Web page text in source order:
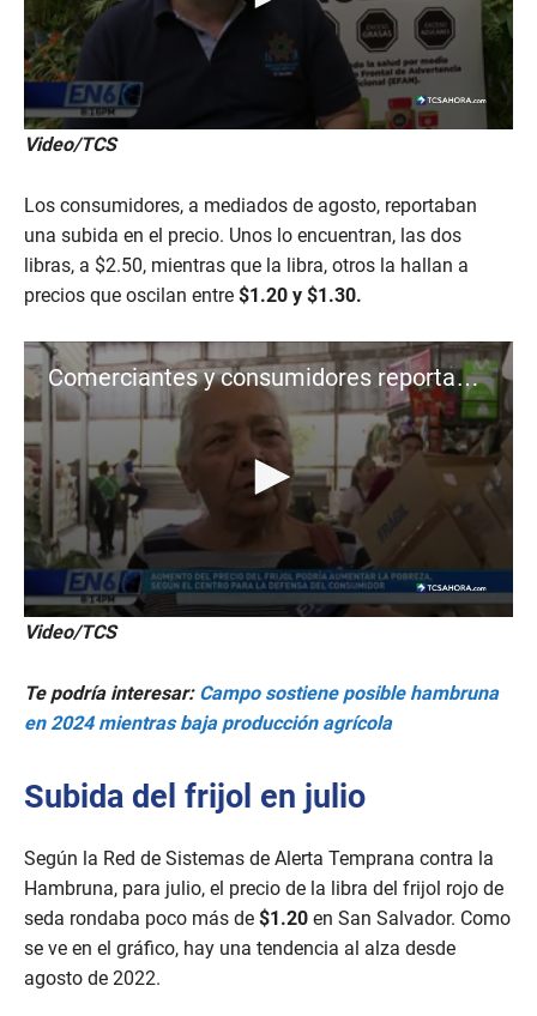
0
s
c
o
n
d
s
o
f
1
s
c
o
n
d
s
Video/TCS
Los consumidores, a mediados de agosto, reportaban
una subida en el precio. Unos lo encuentran, las dos
libras, a $2.50, mientras que la libra, otros la hallan a
precios que oscilan entre $1.20 y $1.30.
Comerciantes y consumidores reportan alza del frijol
0
s
c
o
n
f
s
c
o
n
d
s
Video/TCS
Te podría interesar: Campo sostiene posible hambruna
en 2024 mientras baja producción agrícola
Subida del frijol en julio
Según la Red de Sistemas de Alerta Temprana contra la
Hambruna, para julio, el precio de la libra del frijol rojo de
seda rondaba poco más de $1.20 en San Salvador. Como
se ve en el gráfico, hay una tendencia al alza desde
agosto de 2022.